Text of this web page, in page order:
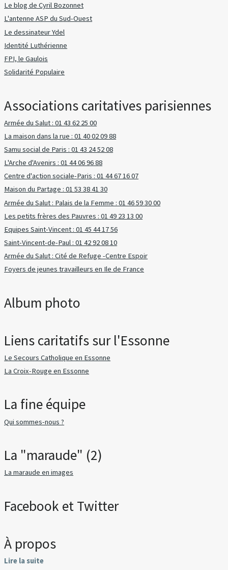
Le blog de Cyril Bozonnet
L'antenne ASP du Sud-Ouest
Le dessinateur Ydel
Identité Luthérienne
FPI, le Gaulois
Solidarité Populaire
Associations caritatives parisiennes
Armée du Salut : 01 43 62 25 00
La maison dans la rue : 01 40 02 09 88
Samu social de Paris : 01 43 24 52 08
L'Arche d'Avenirs : 01 44 06 96 88
Centre d'action sociale-Paris : 01 44 67 16 07
Maison du Partage : 01 53 38 41 30
Armée du Salut : Palais de la Femme : 01 46 59 30 00
Les petits frères des Pauvres : 01 49 23 13 00
Equipes Saint-Vincent : 01 45 44 17 56
Saint-Vincent-de-Paul : 01 42 92 08 10
Armée du Salut : Cité de Refuge -Centre Espoir
Foyers de jeunes travailleurs en Ile de France
Album photo
Liens caritatifs sur l'Essonne
Le Secours Catholique en Essonne
La Croix-Rouge en Essonne
La fine équipe
Qui sommes-nous ?
La "maraude" (2)
La maraude en images
Facebook et Twitter
À propos
Lire la suite